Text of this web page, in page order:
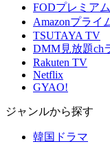
FODプレミアム
Amazonプライ
TSUTAYA TV
DMM見放題ch
Rakuten TV
Netflix
GYAO!
ジャンルから探す
韓国ドラマ